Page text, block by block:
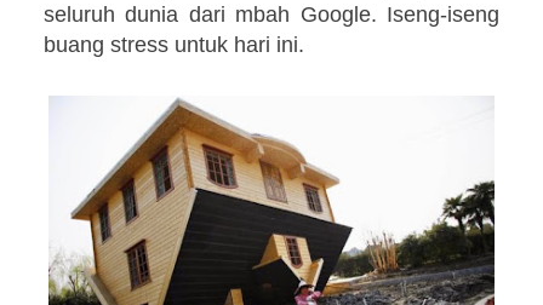
seluruh dunia dari mbah Google. Iseng-iseng
buang stress untuk hari ini.